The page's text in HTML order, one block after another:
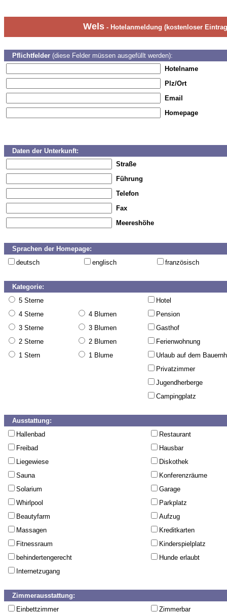
Wels- Hotelanmeldung (kostenloser
Pflichtfelder (diese Felder müssen ausgefüllt werden):
Hotelname
Plz/Ort
Email
Homepage
Daten der Unterkunft:
Straße
Führung
Telefon
Fax
Meereshöhe
Sprachen der Homepage:
deutsch
englisch französisch
Kategorie:
5 Sterne
Hotel
4 Sterne
4 Blumen
Pension
3 Sterne
3 Blumen
Gasthof
2 Sterne
2 Blumen
Ferienwohnung
1 Stern
1 Blume
Urlaub auf dem
Privatzimmer
Jugendherberge
Campingplatz
Ausstattung:
Hallenbad
Restaurant
Freibad
Hausbar
Liegewiese
Diskothek
Sauna
Konferenzräume
Solarium
Garage
Whirlpool
Parkplatz
Beautyfarm
Aufzug
Massagen
Kreditkarten
Fitnessraum
Kinderspielplatz
behindertengerecht
Hunde erlaubt
Internetzugang
Zimmerausstattung:
Einbettzimmer
Zimmerbar